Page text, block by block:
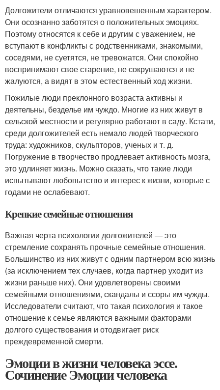
Долгожители отличаются уравновешенным характером.
Они осознанно заботятся о положительных эмоциях.
Поэтому относятся к себе и другим с уважением, не
вступают в конфликты с родственниками, знакомыми,
соседями, не суетятся, не тревожатся. Они спокойно
воспринимают свое старение, не сокрушаются и не
жалуются, а видят в этом естественный ход жизни.
Пожилые люди преклонного возраста активны и
деятельны, безделье им чуждо. Многие из них живут в
сельской местности и регулярно работают в саду. Кстати,
среди долгожителей есть немало людей творческого
труда: художников, скульпторов, ученых и т. д.
Погружение в творчество продлевает активность мозга,
это удлиняет жизнь. Можно сказать, что такие люди
испытывают любопытство и интерес к жизни, которые с
годами не ослабевают.
Крепкие семейные отношения
Важная черта психологии долгожителей — это
стремление сохранять прочные семейные отношения.
Большинство из них живут с одним партнером всю жизнь
(за исключением тех случаев, когда партнер уходит из
жизни раньше них). Они удовлетворены своими
семейными отношениями, скандалы и ссоры им чужды.
Исследователи считают, что такая психология и такое
отношение к семье являются важными факторами
долгого существования и отодвигает риск
преждевременной смерти.
Эмоции в жизни человека эссе.
Сочинение Эмоции человека